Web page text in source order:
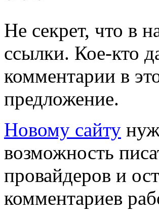
Не секрет, что в
ссылки. Кое-кто
комментарии в
предложение.
Новому сайту
возможность
провайдеров и
комментариев